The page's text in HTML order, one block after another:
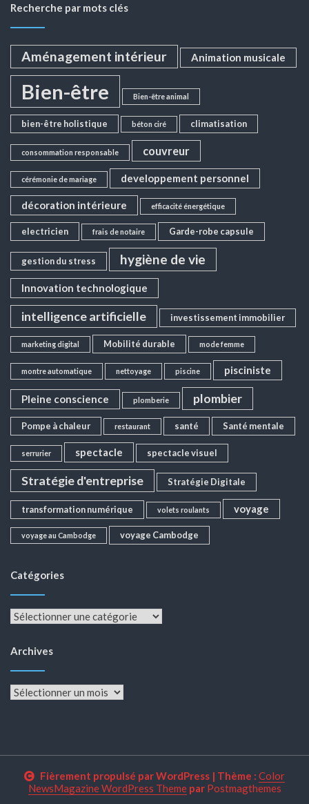
Recherche par mots clés
Aménagement intérieur Animation musicale
Bien-être Bien-être animal
bien-être holistique béton ciré climatisation
consommation responsable couvreur
cérémonie de mariage developpement personnel
décoration intérieure efficacité énergétique
electricien frais de notaire Garde-robe capsule
gestion du stress hygiène de vie
Innovation technologique
intelligence artificielle investissement immobilier
marketing digital Mobilité durable mode femme
montre automatique nettoyage piscine pisciniste
Pleine conscience plomberie plombier
Pompe à chaleur restaurant santé Santé mentale
serrurier spectacle spectacle visuel
Stratégie d'entreprise Stratégie Digitale
transformation numérique volets roulants voyage
voyage au Cambodge voyage Cambodge
Catégories
Catégories
Archives
Archives
Fièrement propulsé par WordPress | Thème : Color
NewsMagazine WordPress Themepar Postmagthemes